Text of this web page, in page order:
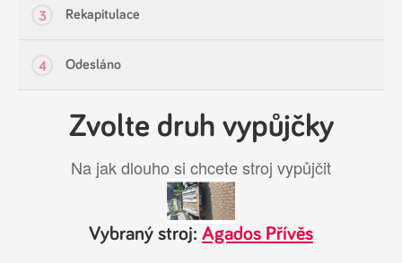
3 Rekapitulace
4 Odesláno
Zvolte druh vypůjčky
Na jak dlouho si chcete stroj vypůjčit
Vybraný stroj: Agados Přívěs